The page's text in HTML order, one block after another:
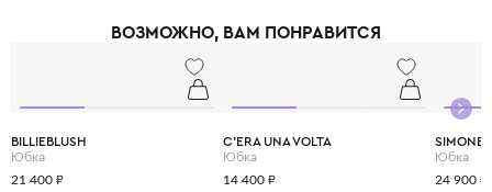
принципам slow fashion: каждая вещь остаётся актуальной не один
ВОЗМОЖНО, ВАМ ПОНРАВИТСЯ
BILLIEBLUSH
Юбка
21 400 ₽
C'ERA UNA VOLTA
Юбка
14 400 ₽
Юбка
24 900 ₽